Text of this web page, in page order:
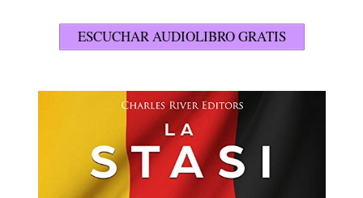
ESCUCHAR AUDIOLIBRO GRATIS